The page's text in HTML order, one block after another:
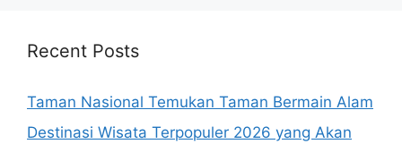
Recent Posts
Taman Nasional Temukan Taman Bermain Alam
Destinasi Wisata Terpopuler 2026 yang Akan